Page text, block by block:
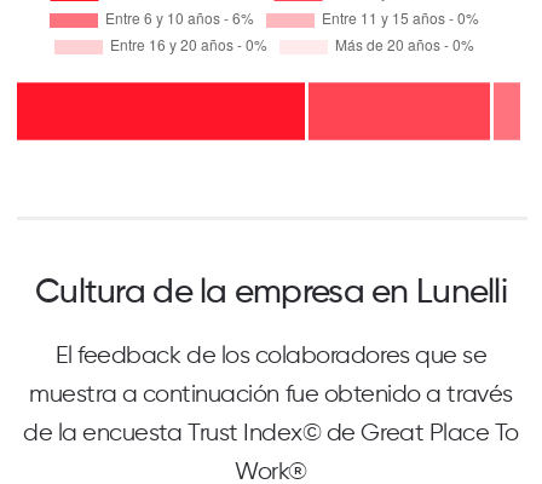
Cultura de la empresa en Lunelli
El feedback de los colaboradores que se
muestra a continuación fue obtenido a través
de la encuesta Trust Index© de Great Place To
Work®